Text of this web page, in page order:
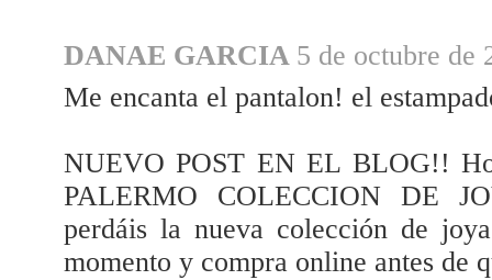
DANAE GARCIA 5 de octubre de
Me encanta el pantalon! el
NUEVO POST EN EL BLOG!!
PALERMO COLECCION DE
perdáis la nueva colección de
momento y compra online antes de